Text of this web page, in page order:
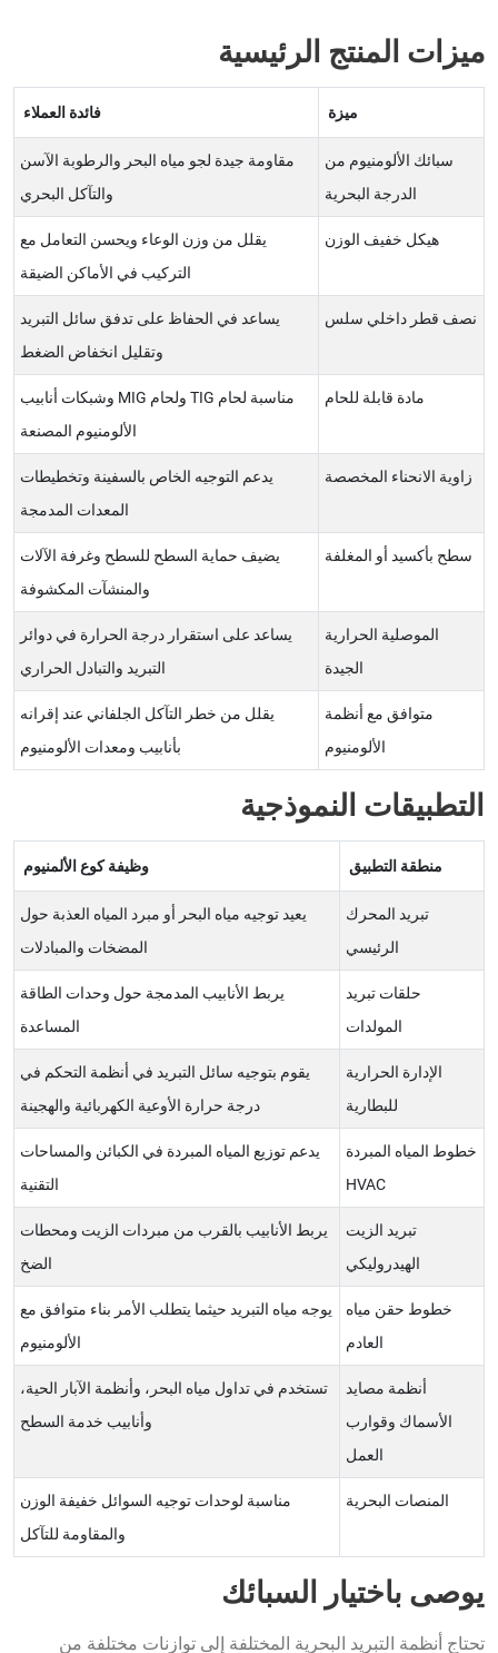
ميزات المنتج الرئيسية
ميزة فائدة العملاء
سبائك الألومنيوم من
الدرجة البحرية
مقاومة جيدة لجو مياه البحر والرطوبة الآسن
والتآكل البحري
هيكل خفيف الوزن
يقلل من وزن الوعاء ويحسن التعامل مع
التركيب في الأماكن الضيقة
نصف قطر داخلي سلس
يساعد في الحفاظ على تدفق سائل التبريد
وتقليل انخفاض الضغط
مادة قابلة للحام
مناسبة لحام TIG ولحام MIG وشبكات أنابيب
الألومنيوم المصنعة
زاوية الانحناء المخصصة
يدعم التوجيه الخاص بالسفينة وتخطيطات
المعدات المدمجة
سطح بأكسيد أو المغلفة
يضيف حماية السطح للسطح وغرفة الآلات
والمنشآت المكشوفة
الموصلية الحرارية
الجيدة
يساعد على استقرار درجة الحرارة في دوائر
التبريد والتبادل الحراري
متوافق مع أنظمة
الألومنيوم
يقلل من خطر التآكل الجلفاني عند إقرانه
بأنابيب ومعدات الألومنيوم
التطبيقات النموذجية
منطقة التطبيق وظيفة كوع الألمنيوم
تبريد المحرك
الرئيسي
يعيد توجيه مياه البحر أو مبرد المياه العذبة حول
المضخات والمبادلات
حلقات تبريد
المولدات
يربط الأنابيب المدمجة حول وحدات الطاقة
المساعدة
الإدارة الحرارية
للبطارية
يقوم بتوجيه سائل التبريد في أنظمة التحكم في
درجة حرارة الأوعية الكهربائية والهجينة
خطوط المياه المبردة
HVAC
يدعم توزيع المياه المبردة في الكبائن والمساحات
التقنية
تبريد الزيت
الهيدروليكي
يربط الأنابيب بالقرب من مبردات الزيت ومحطات
الضخ
خطوط حقن مياه
العادم
يوجه مياه التبريد حيثما يتطلب الأمر بناء متوافق مع
الألومنيوم
أنظمة مصايد
الأسماك وقوارب
العمل
تستخدم في تداول مياه البحر، وأنظمة الآبار الحية،
وأنابيب خدمة السطح
المنصات البحرية
مناسبة لوحدات توجيه السوائل خفيفة الوزن
والمقاومة للتآكل
يوصى باختيار السبائك
تحتاج أنظمة التبريد البحرية المختلفة إلى توازنات مختلفة من